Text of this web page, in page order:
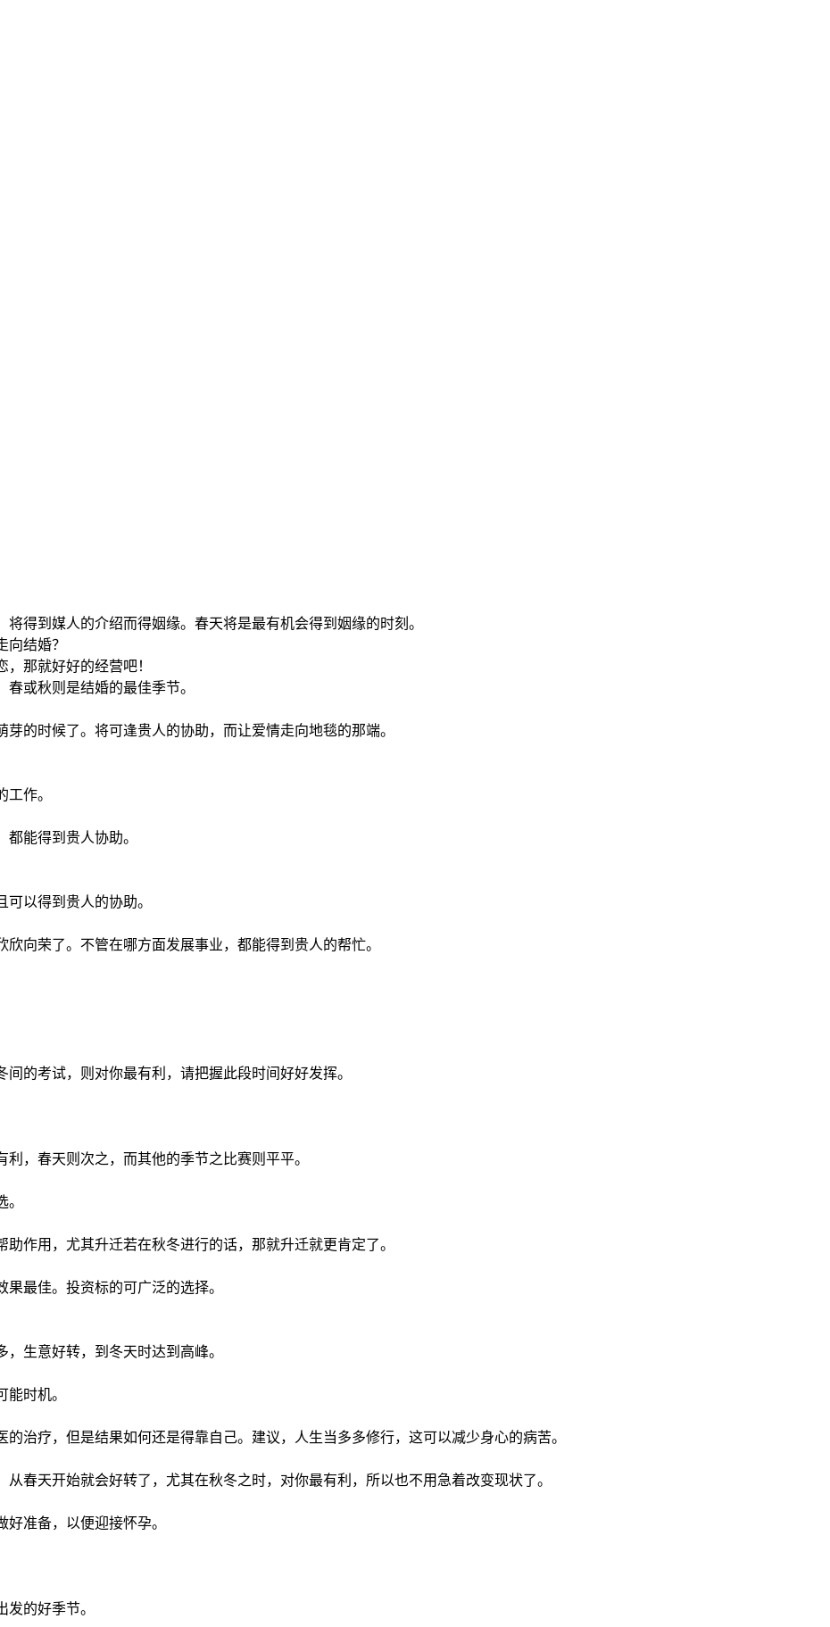
得到媒人的介绍而得姻缘。春天将是最有机会得到姻缘的时刻。
结婚？
那就好好的经营吧！
或秋则是结婚的最佳季节。
的时候了。将可逢贵人的协助，而让爱情走向地毯的那端。
作。
能得到贵人协助。
以得到贵人的协助。
向荣了。不管在哪方面发展事业，都能得到贵人的帮忙。
的考试，则对你最有利，请把握此段时间好好发挥。
，春天则次之，而其他的季节之比赛则平平。
作用，尤其升迁若在秋冬进行的话，那就升迁就更肯定了。
最佳。投资标的可广泛的选择。
生意好转，到冬天时达到高峰。
时机。
治疗，但是结果如何还是得靠自己。建议，人生当多多修行，这可以减少身心的病苦。
春天开始就会好转了，尤其在秋冬之时，对你最有利，所以也不用急着改变现状了。
准备，以便迎接怀孕。
的好季节。